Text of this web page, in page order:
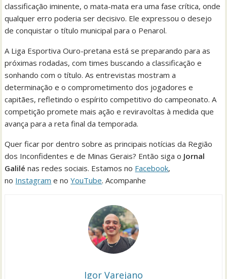
classificação iminente, o mata-mata era uma fase crítica, onde
qualquer erro poderia ser decisivo. Ele expressou o desejo
de conquistar o título municipal para o Penarol.
A Liga Esportiva Ouro-pretana está se preparando para as
próximas rodadas, com times buscando a classificação e
sonhando com o título. As entrevistas mostram a
determinação e o comprometimento dos jogadores e
capitães, refletindo o espírito competitivo do campeonato. A
competição promete mais ação e reviravoltas à medida que
avança para a reta final da temporada.
Quer ficar por dentro sobre as principais notícias da Região
dos Inconfidentes e de Minas Gerais? Então siga o Jornal
Galilé nas redes sociais. Estamos no Facebook,
no Instagram e noYouTube. Acompanhe
Igor Varejano